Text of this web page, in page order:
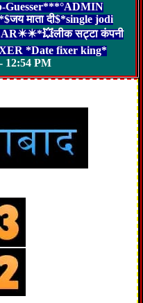
Guesser***°ADMIN
माता दी$*single jodi
सट्टा कंपनी
*Date fixer king*
12:54 PM